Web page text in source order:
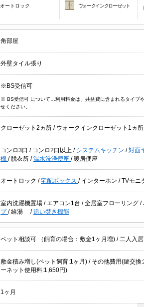
オートロック ウォークインクローゼット
角部屋
外壁タイル張り
※BS受信可
※ BS受信可 について…利用料金は、共益費に含まれるタイプ
せください。
クローゼット2ヵ所 / ウォークインクローゼット1ヵ所
コンロ3口 / コンロ2口以上 / システムキッチン /対面
機 / 脱衣所 /温水洗浄便座 / 暖房便座
オートロック /宅配ボックス / インターホン /TVモニ
室内洗濯機置場 / エアコン1台 /全居室フローリング /
プ/給湯 /追い焚き機能
ペット相談可 （飼育の場合：敷金1ヶ月増) / 二人入
敷金積み増し(ペット飼育:1ヶ月) / その他費用(鍵交
ーネット使用料:1,650円)
1ヶ月